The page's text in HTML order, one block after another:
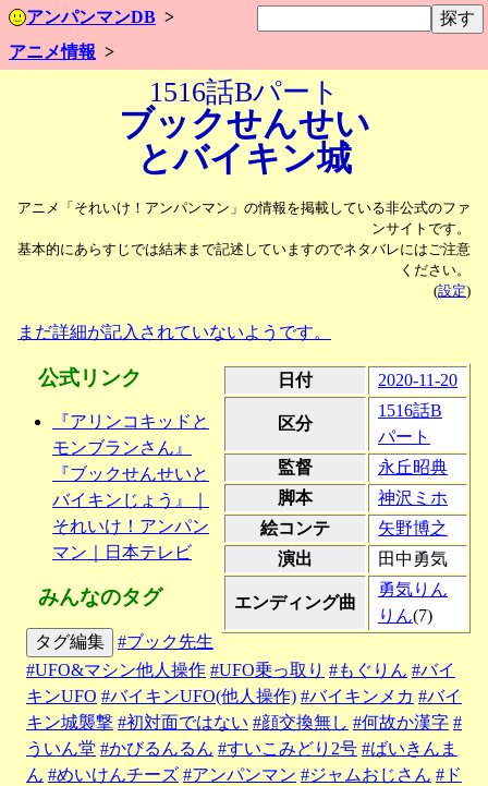
アンパンマンDB
アニメ情報
1516話Bパート
ブックせんせい
とバイキン城
アニメ「それいけ！アンパンマン」の情報を掲載している非公式のファ
ンサイトです。
基本的にあらすじでは結末まで記述していますのでネタバレにはご注意
ください。
(設定)
まだ詳細が記入されていないようです。
日付 2020-11-20
区分
1516話B
パート
監督
永丘昭典
脚本
神沢ミホ
絵コンテ
矢野博之
演出
田中勇気
エンディング曲
勇気りん
りん(7)
公式リンク
『アリンコキッドと
モンブランさん』
『ブックせんせいと
バイキンじょう』｜
それいけ！アンパン
マン｜日本テレビ
みんなのタグ
タグ編集
#ブック先生
#UFO&マシン他人操作 #UFO乗っ取り #もぐりん #バイ
キンUFO #バイキンUFO(他人操作) #バイキンメカ #バイ
キン城襲撃 #初対面ではない #顔交換無し #何故か漢字 #
ういん堂 #かびるんるん #すいこみどり2号 #ばいきんま
ん #めいけんチーズ #アンパンマン #ジャムおじさん #ド